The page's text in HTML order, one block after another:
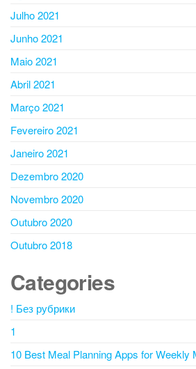
Julho 2021
Junho 2021
Maio 2021
Abril 2021
Março 2021
Fevereiro 2021
Janeiro 2021
Dezembro 2020
Novembro 2020
Outubro 2020
Outubro 2018
Categories
! Без рубрики
1
10 Best Meal Planning Apps for Weekly